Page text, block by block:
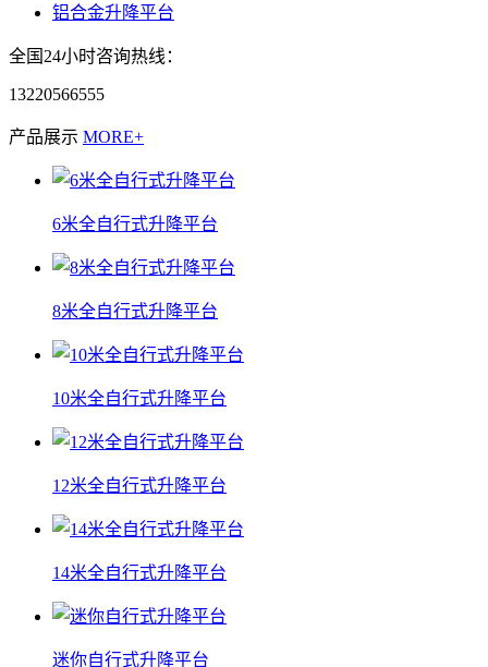
铝合金升降平台
全国24小时咨询热线：
13220566555
产品展示 MORE+
6米全自行式升降平台
8米全自行式升降平台
10米全自行式升降平台
12米全自行式升降平台
14米全自行式升降平台
迷你自行式升降平台